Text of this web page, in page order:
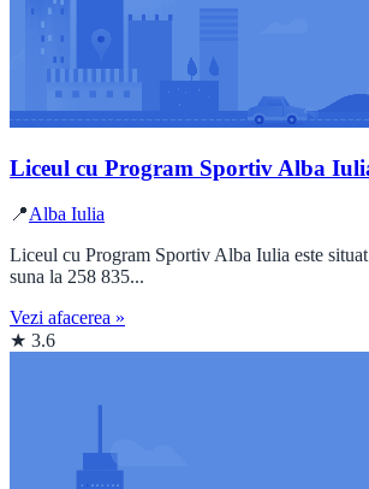
Liceul cu Program Sportiv Alba
📍Alba Iulia
Liceul cu Program Sportiv Alba Iulia este
suna la 258 835...
Vezi afacerea »
★ 3.6